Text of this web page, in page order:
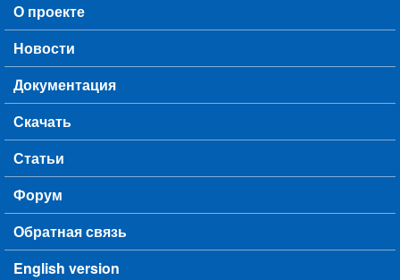
О проекте
Новости
Документация
Скачать
Статьи
Форум
Обратная связь
English version